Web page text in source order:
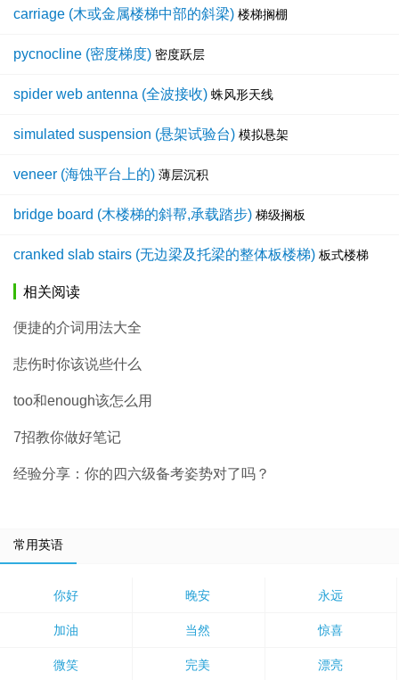
carriage (木或金属楼梯中部的斜梁) 楼梯搁棚
pycnocline (密度梯度) 密度跃层
spider web antenna (全波接收) 蛛风形天线
simulated suspension (悬架试验台) 模拟悬架
veneer (海蚀平台上的) 薄层沉积
bridge board (木楼梯的斜帮,承载踏步) 梯级搁板
cranked slab stairs (无边梁及托梁的整体板楼梯) 板式楼梯
相关阅读
便捷的介词用法大全
悲伤时你该说些什么
too和enough该怎么用
7招教你做好笔记
经验分享：你的四六级备考姿势对了吗？
常用英语
你好 晚安 永远
加油 当然 惊喜
微笑 完美 漂亮